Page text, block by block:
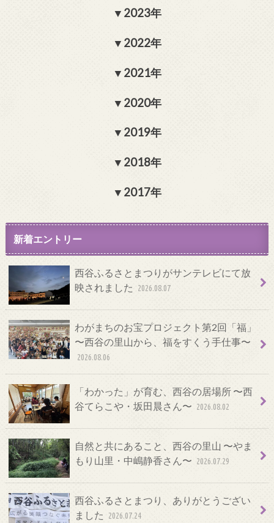
2023年
2022年
2021年
2020年
2019年
2018年
2017年
新着エントリー
西谷ふるさとまつりがサンテレビにて放
映されました
2026.08.07
わがまちのお宝プロジェクト第2回「福」
〜西谷の里山から、福をすくう手仕事〜
2026.08.06
「わかった」が育む、西谷の居場所 〜西
谷てらこや・坂田晨さん〜 2026.08.02
自然と共にあること、西谷の里山 〜やま
もり山里・中嶋静香さん〜 2026.07.29
西谷ふるさとまつり、ありがとうござい
ました
2026.07.24